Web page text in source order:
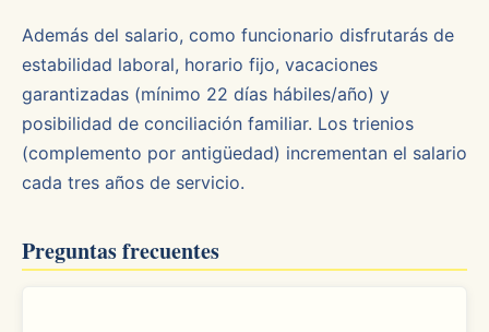
Además del salario, como funcionario disfrutarás de
estabilidad laboral, horario fijo, vacaciones
garantizadas (mínimo 22 días hábiles/año) y
posibilidad de conciliación familiar. Los trienios
(complemento por antigüedad) incrementan el salario
cada tres años de servicio.
Preguntas frecuentes